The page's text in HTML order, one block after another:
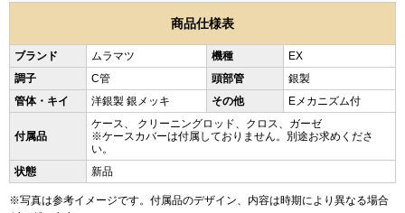
商品仕様表
ブランド ムラマツ 機種
EX
調子
C管 頭部管
銀製
管体・キイ
洋銀製 銀メッキ その他 Eメカニズム付
付属品
ケース、 クリーニングロッド、クロス、ガーゼ
※ケースカバーは付属しておりません。別途お求めくださ
い。
状態
新品
※写真は参考イメージです。付属品のデザイン、内容は時期により異なる場合